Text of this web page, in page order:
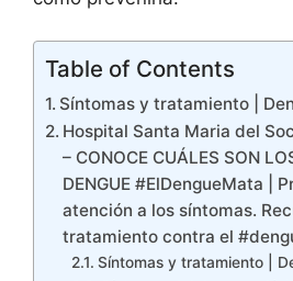
Table of Contents
Síntomas y tratamiento |
Hospital Santa Maria del
– CONOCE CUÁLES SON
DENGUE #ElDengueMata |
atención a los síntomas.
tratamiento contra el
Síntomas y tratamiento |